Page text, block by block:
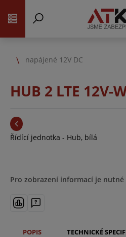
napájené 12V DC
HUB 2 LTE 12V-
Řídící jednotka - Hub, bílá
Pro zobrazení informací je
POPIS TECHNICKÉ